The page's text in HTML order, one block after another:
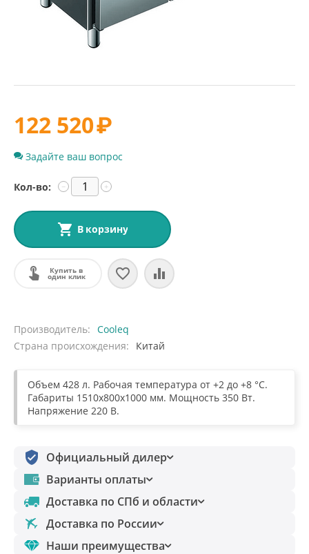
122 520₽
Задайте ваш вопрос
Кол-во: +
−
В корзину
Купить в
один клик
Производитель
Cooleq
Страна происхождения
Китай
Объем 428 л. Рабочая температура от +2 до +8 °С.
Габариты 1510x800x1000 мм. Мощность 350 Вт.
Напряжение 220 В.
Официальный дилер
Варианты оплаты
Доставка по СПб и области
Доставка по России
Наши преимущества